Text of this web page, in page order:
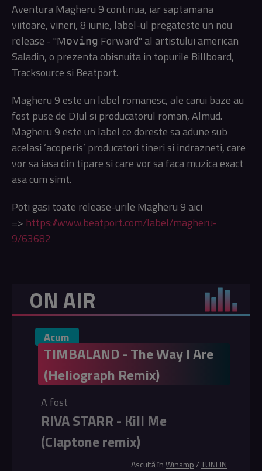
Aventura Magheru 9 continua, iar saptamana
viitoare, vineri, 8 iunie, label-ul pregateste un nou
release - "Moving Forward" al artistului american
Saladin, o prezenta obisnuita in topurile Billboard,
Tracksource si Beatport.
Magheru 9 este un label romanesc, ale carui baze au
fost puse de DJul si producatorul roman, Almud.
Magheru 9 este un label ce doreste sa adune sub
acelasi ‘acoperis’ producatori tineri si indrazneti, care
vor sa iasa din tipare si care vor sa faca muzica exact
asa cum simt.
Poti gasi toate release-urile Magheru 9 aici
=> https://www.beatport.com/label/magheru-
9/63682
ON AIR
Acum
TIMBALAND - The Way I Are
(Heliograph Remix)
A fost
RIVA STARR - Kill Me
(Claptone remix)
Ascultă înWinamp/TUNEIN